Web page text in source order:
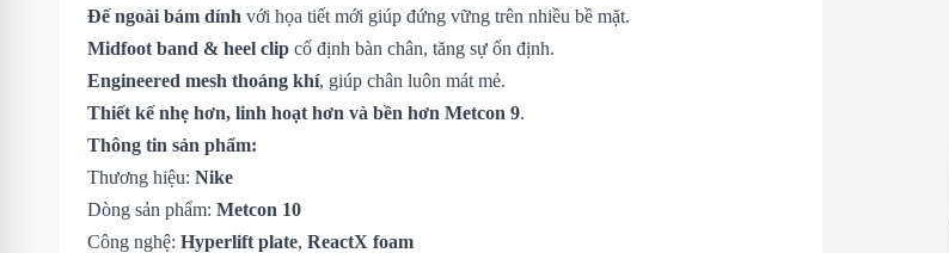
Đế ngoài bám dính với họa tiết mới giúp đứng vững trên nhiều bề mặt.
Midfoot band & heel clip cố định bàn chân, tăng sự ổn định.
Engineered mesh thoáng khí, giúp chân luôn mát mẻ.
Thiết kế nhẹ hơn, linh hoạt hơn và bền hơn Metcon 9.
Thông tin sản phẩm:
Thương hiệu: Nike
Dòng sản phẩm: Metcon 10
Công nghệ: Hyperlift plate, ReactX foam